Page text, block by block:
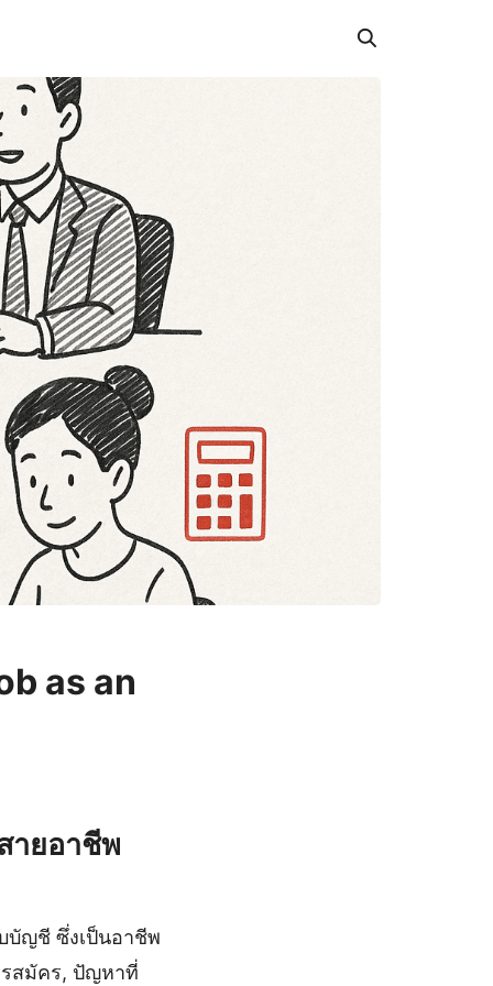
as an
ายอาชีพ
บัญชี ซึ่งเป็นอาชีพ
สมัคร, ปัญหาที่